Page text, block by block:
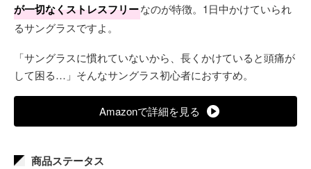
が一切なくストレスフリーなのが特徴。1日中かけていられ
るサングラスですよ。
「サングラスに慣れていないから、長くかけていると頭痛が
して困る…」そんなサングラス初心者におすすめ。
Amazonで詳細を見る
商品ステータス